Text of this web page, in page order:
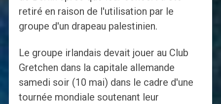
retiré en raison de l'utilisation par le
groupe d'un drapeau palestinien.
Le groupe irlandais devait jouer au Club
Gretchen dans la capitale allemande
samedi soir (10 mai) dans le cadre d'une
tournée mondiale soutenant leur